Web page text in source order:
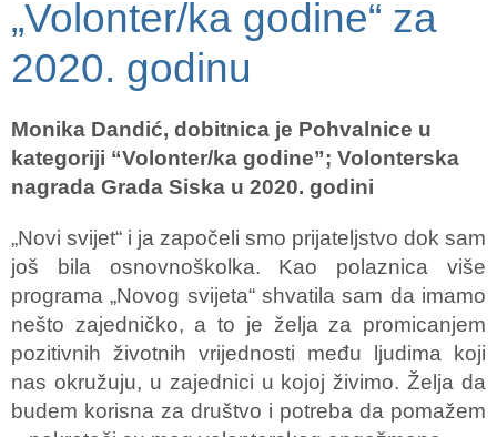
„Volonter/ka godine“ za
2020. godinu
Monika Dandić, dobitnica je Pohvalnice u
kategoriji “Volonter/ka godine”; Volonterska
nagrada Grada Siska u 2020. godini
„Novi svijet“ i ja započeli smo prijateljstvo dok sam
još bila osnovnoškolka. Kao polaznica više
programa „Novog svijeta“ shvatila sam da imamo
nešto zajedničko, a to je želja za promicanjem
pozitivnih životnih vrijednosti među ljudima koji
nas okružuju, u zajednici u kojoj živimo. Želja da
budem korisna za društvo i potreba da pomažem